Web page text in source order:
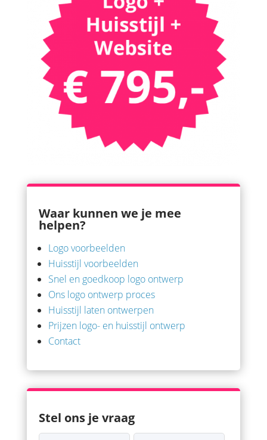
Waar kunnen we je mee
helpen?
Logo voorbeelden
Huisstijl voorbeelden
Snel en goedkoop logo ontwerp
Ons logo ontwerp proces
Huisstijl laten ontwerpen
Prijzen logo- en huisstijl ontwerp
Contact
Stel ons je vraag